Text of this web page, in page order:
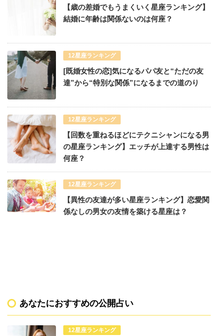
【歳の差婚でもうまくいく星座ランキング】
結婚に年齢は関係ないのは何座？
12星座ランキング
[既婚女性の恋]気になるパパ友と“ただの友
達”から“特別な関係”になるまでの道のり
12星座ランキング
【回数を重ねるほどにテクニシャンになる男
の星座ランキング】エッチが上達する男性は
何座？
12星座ランキング
【異性の友達が多い星座ランキング】恋愛関
係なしの男女の友情を築ける星座は？
あなたにおすすめの公開占い
12星座ランキング